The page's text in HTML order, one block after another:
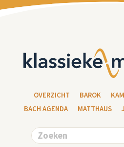
OVERZICHT BAROK
BACH AGENDA
MATTHAUS